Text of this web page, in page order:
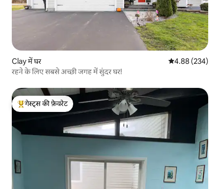
Clay में घर औसत रेटिंग 5 में से
4.88 (234)
रहने के लिए सबसे अच्छी जगह में सुंदर घर!
गेस्ट्स का टॉप फ़ेवरेट
गेस्ट्स की फ़ेवरेट